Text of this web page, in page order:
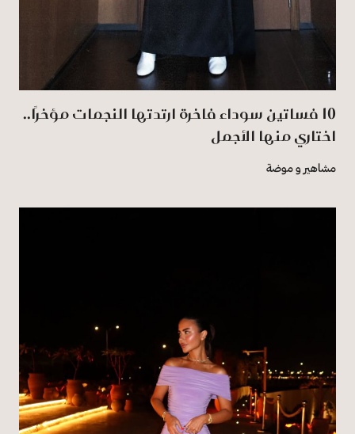
10 فساتين سوداء فاخرة ارتدتها النجمات مؤخرًا..
اختاري منها الأجمل
مشاهير و موضة